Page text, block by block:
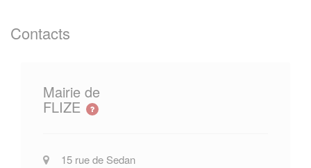
Contacts
Mairie de
FLIZE
15 rue de Sedan